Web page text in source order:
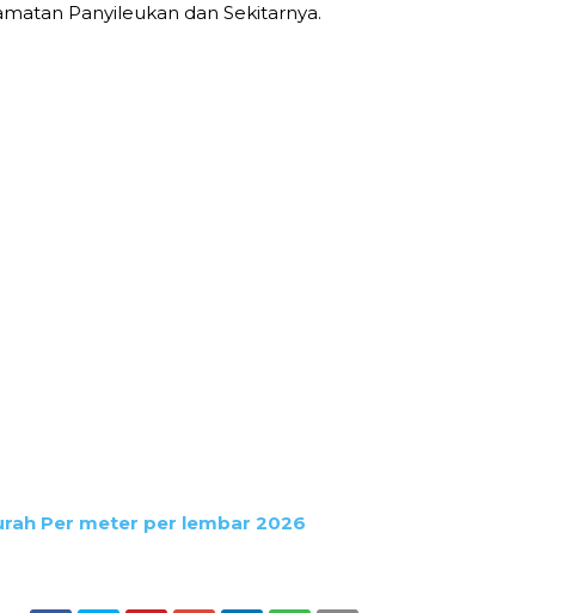
Panyileukan dan Sekitarnya.
Per meter per lembar 2026